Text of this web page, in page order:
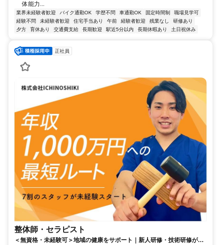
体能力...
業界未経験者歓迎 バイク通勤OK 学歴不問 車通勤OK 固定時間制
職場見学可
経験不問
未経験者歓迎 住宅手当あり 午前 経験者歓迎 残業なし
研修あり
夕方
育休あり 交通費支給 長期歓迎 駅近5分以内 長期休暇あり 土日祝休み
正社員
整体師・セラピスト
＜無資格・未経験可＞地域の健康をサポート｜新人研修・技術研修が充